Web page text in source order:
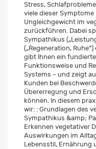
Stress,
viele dieser Symptome
Ungleichgewicht im
zurückführen. Dabei
Sympathikus
(„Regeneration,
gibt Ihnen ein
Funktionsweise und
Systems – und zeigt
Kunden bei
Übererregung und
können. In diesem
wir: : Grundlagen des
Sympathikus &amp;
Erkennen vegetativer
Auswirkungen im
Lebensstil, Ernährung